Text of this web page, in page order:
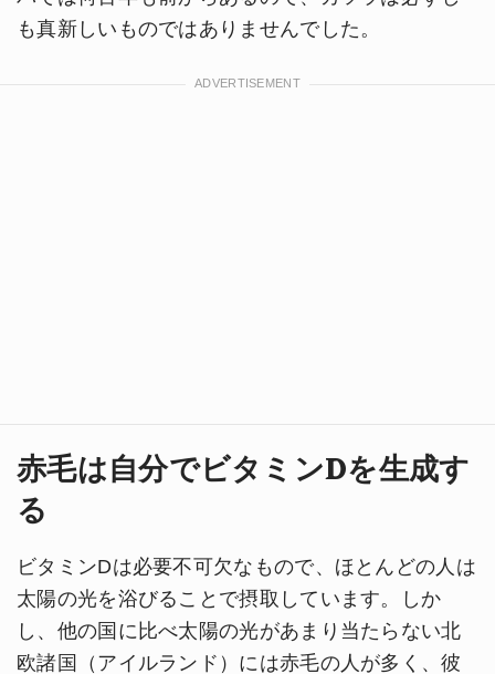
も真新しいものではありませんでした。
赤毛は自分でビタミンDを生成す
る
ビタミンDは必要不可欠なもので、ほとんどの人は
太陽の光を浴びることで摂取しています。しか
し、他の国に比べ太陽の光があまり当たらない北
欧諸国（アイルランド）には赤毛の人が多く、彼